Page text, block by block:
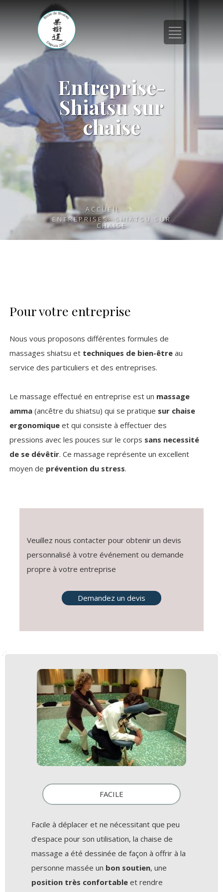
Entreprise-
Shiatsu sur
chaise
ACCUEIL
ENTREPRISES- SHIATSU SUR
CHAISE
Pour votre entreprise
Nous vous proposons différentes formules de
massages shiatsu et techniques de bien-être au
service des particuliers et des entreprises.
Le massage effectué en entreprise est un massage
amma (ancêtre du shiatsu) qui se pratique sur chaise
ergonomique et qui consiste à effectuer des
pressions avec les pouces sur le corps sans necessité
de se dévêtir. Ce massage représente un excellent
moyen de prévention du stress.
Veuillez nous contacter pour obtenir un devis
personnalisé à votre événement ou demande
propre à votre entreprise
Demandez un devis
FACILE
Facile à déplacer et ne nécessitant que peu
d’espace pour son utilisation, la chaise de
massage a été dessinée de façon à offrir à la
personne massée un bon soutien, une
position très confortable et rendre